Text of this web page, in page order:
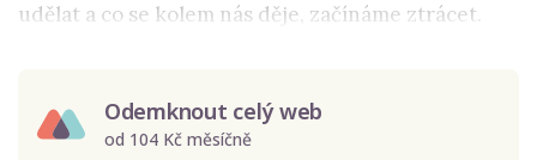
udělat a co se kolem nás děje, začínáme ztrácet.
Odemknout celý web
od 104 Kč měsíčně